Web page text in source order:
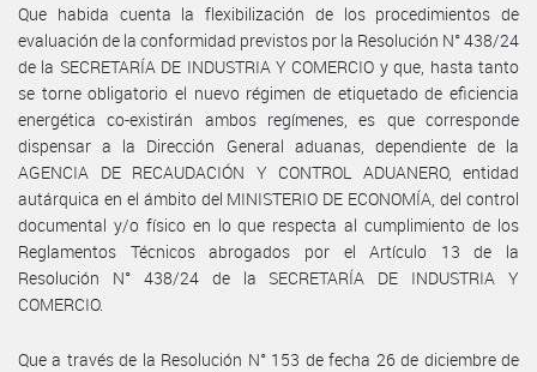
Que habida cuenta la flexibilización de los procedimientos de
evaluación de la conformidad previstos por la Resolución N° 438/24
de la SECRETARÍA DE INDUSTRIA Y COMERCIO y que, hasta tanto
se torne obligatorio el nuevo régimen de etiquetado de eficiencia
energética co-existirán ambos regímenes, es que corresponde
dispensar a la Dirección General aduanas, dependiente de la
AGENCIA DE RECAUDACIÓN Y CONTROL ADUANERO, entidad
autárquica en el ámbito del MINISTERIO DE ECONOMÍA, del control
documental y/o físico en lo que respecta al cumplimiento de los
Reglamentos Técnicos abrogados por el Artículo 13 de la
Resolución N° 438/24 de la SECRETARÍA DE INDUSTRIA Y
COMERCIO.
Que a través de la Resolución N° 153 de fecha 26 de diciembre de